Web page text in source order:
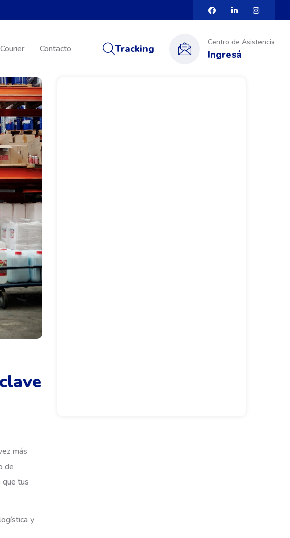
Courier Contacto Tracking
Centro de Asistencia
Ingresá
más
de
que tus
y